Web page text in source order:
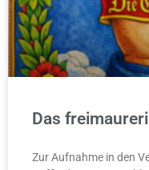
Das
Zur Aufnahme in den